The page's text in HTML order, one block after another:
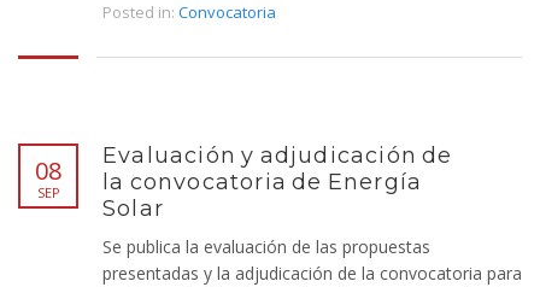
Posted in: Convocatoria
08
SEP
Evaluación y adjudicación de
la convocatoria de Energía
Solar
Se publica la evaluación de las propuestas
presentadas y la adjudicación de la convocatoria para